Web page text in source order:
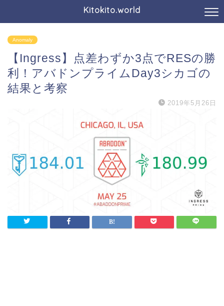
Kitokito.world
Anomaly
【Ingress】点差わずか3点でRESの勝
利！アバドンプライムDay3シカゴの
結果と考察
2019年5月26日